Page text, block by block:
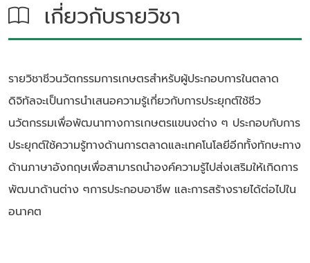
เกี่ยวกับรายวิชา
รายวิชาชีวนวัตกรรมการเกษตรสําหรับผู้ประกอบการในตลาด
ดิจิทัลจะเป็นการนําเสนอความรู้เกี่ยวกับการประยุกต์ใช้ชีว
นวัตกรรมเพื่อพัฒนาทางการเกษตรแขนงต่าง ๆ ประกอบกับการ
ประยุกต์ใช้ความรู้ทางด้านการตลาดและเทคโนโลยีอีกทั้งทักษะทาง
ด้านภาษาอังกฤษเพื่อสามารถนําองค์ความรู้ไปส่งเสริมให้เกิดการ
พัฒนาด้านต่าง ๆการประกอบอาชีพ และการสร้างรายได้ต่อไปใน
อนาคต